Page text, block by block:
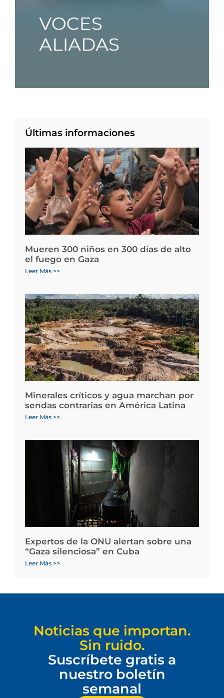
Últimas informaciones
Mueren 300 niños en 300 días de alto
el fuego en Gaza
Leer Más >>
Minerales críticos y agua marchan por
sendas contrarias en América Latina
Leer Más >>
Expertos de la ONU alertan sobre una
“Gaza silenciosa” en Cuba
Leer Más >>
Noticias que importan.
Sin ruido.
Suscríbete gratis a
nuestro boletín
semanal